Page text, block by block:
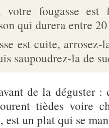
votre fougasse
qui durera entre
est cuite, arrosez-
saupoudrez-la de
de la déguster :
tièdes voire
est un plat qui se